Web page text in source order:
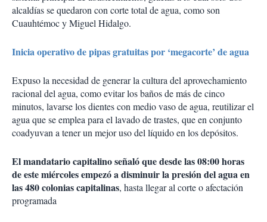
alcaldías se quedaron con corte total de agua, como son
Cuauhtémoc y Miguel Hidalgo.
Inicia operativo de pipas gratuitas por ‘megacorte’ de agua
Expuso la necesidad de generar la cultura del aprovechamiento
racional del agua, como evitar los baños de más de cinco
minutos, lavarse los dientes con medio vaso de agua, reutilizar el
agua que se emplea para el lavado de trastes, que en conjunto
coadyuvan a tener un mejor uso del líquido en los depósitos.
El mandatario capitalino señaló que desde las 08:00 horas
de este miércoles empezó a disminuir la presión del agua en
las 480 colonias capitalinas, hasta llegar al corte o afectación
programada